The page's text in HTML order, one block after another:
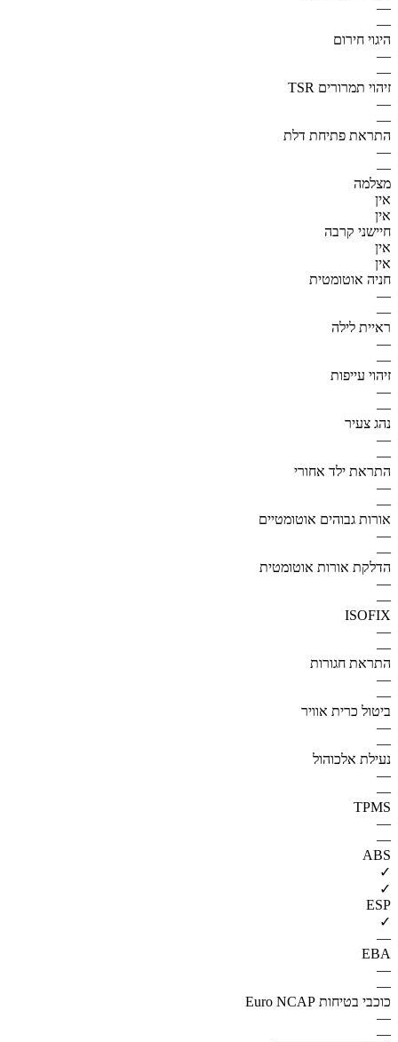
—
—
היגוי חירום
—
—
זיהוי תמרורים TSR
—
—
התראת פתיחת דלת
—
—
מצלמה
אין
אין
חיישני קרבה
אין
אין
חניה אוטומטית
—
—
ראיית לילה
—
—
זיהוי עייפות
—
—
נהג צעיר
—
—
התראת ילד אחורי
—
—
אורות גבוהים אוטומטיים
—
—
הדלקת אורות אוטומטית
—
—
ISOFIX
—
—
התראת חגורות
—
—
ביטול כרית אוויר
—
—
נעילת אלכוהול
—
—
TPMS
—
—
ABS
✓
✓
ESP
✓
—
EBA
—
—
כוכבי בטיחות Euro NCAP
—
—